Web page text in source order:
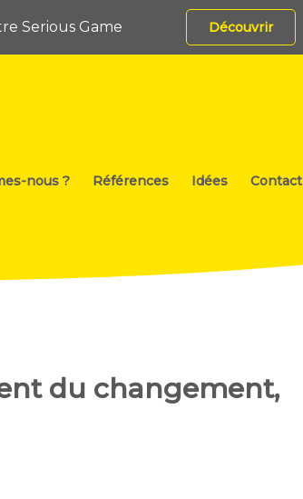
Serious Game Découvrir
nous ? Références Idées Contact
du changement,